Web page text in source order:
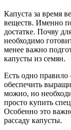
Капуста за время
веществ. Именно
достатке. Почву
необходимо
менее важно
капусты из семян.
Есть одно правило
обеспечить
можно, но
просто купить
Особенно это
рассаду капусты.